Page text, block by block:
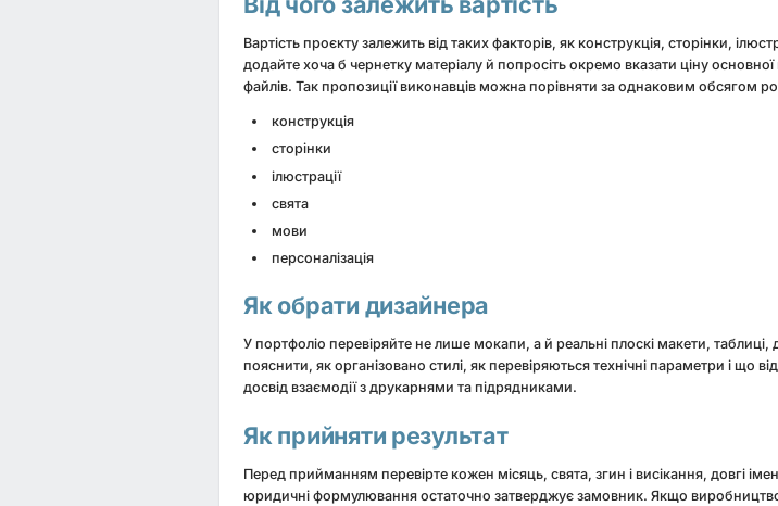
Вартість проєкту залежить від таких факторів, як конструкція, сторінки,
додайте хоча б чернетку матеріалу й попросіть окремо вказати ціну
файлів. Так пропозиції виконавців можна порівняти за однаковим обсягом
конструкція
сторінки
ілюстрації
свята
мови
персоналізація
Як обрати дизайнера
У портфоліо перевіряйте не лише мокапи, а й реальні плоскі макети, таблиці,
пояснити, як організовано стилі, як перевіряються технічні параметри і що
досвід взаємодії з друкарнями та підрядниками.
Як прийняти результат
Перед прийманням перевірте кожен місяць, свята, згин і висікання, довгі
юридичні формулювання остаточно затверджує замовник. Якщо